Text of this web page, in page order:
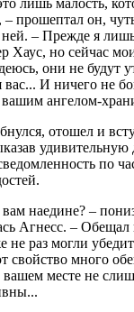
лишь малость,
– прошептал он,
– Прежде я
Хаус, но сейчас
они не будут
И ничего не
ангелом-
отошел и
удивительную
по
наедине? –
Агнесс. –
не раз могли
много
месте не